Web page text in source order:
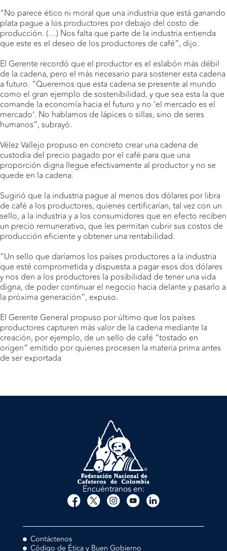
“No parece ético ni moral que una industria que está ganando
plata pague a los productores por debajo del costo de
producción. (…) Nos falta que parte de la industria entienda
que este es el deseo de los productores de café”, dijo.
El Gerente recordó que el productor es el eslabón más débil
de la cadena, pero el más necesario para sostener esta cadena
a futuro. “Queremos que esta cadena se presente al mundo
como el gran ejemplo de sostenibilidad, y que sea esta la que
comande la economía hacia el futuro y no ‘el mercado es el
mercado’. No hablamos de lápices o sillas, sino de seres
humanos”, subrayó.
Vélez Vallejo propuso en concreto crear una cadena de
custodia del precio pagado por el café para que una
proporción digna llegue efectivamente al productor y no se
quede en la cadena.
Sugirió que la industria pague al menos dos dólares por libra
de café a los productores, quienes certificarían, tal vez con un
sello, a la industria y a los consumidores que en efecto reciben
un precio remunerativo, que les permitan cubrir sus costos de
producción eficiente y obtener una rentabilidad.
“Un sello que daríamos los países productores a la industria
que esté comprometida y dispuesta a pagar esos dos dólares
y nos den a los productores la posibilidad de tener una vida
digna, de poder continuar el negocio hacia delante y pasarlo a
la próxima generación”, expuso.
El Gerente General propuso por último que los países
productores capturen más valor de la cadena mediante la
creación, por ejemplo, de un sello de café “tostado en
origen” emitido por quienes procesen la materia prima antes
de ser exportada
Encuéntranos en:
Contáctenos
Código de Ética y Buen Gobierno